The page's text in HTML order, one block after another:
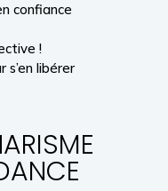
confiance
!
s’en libérer